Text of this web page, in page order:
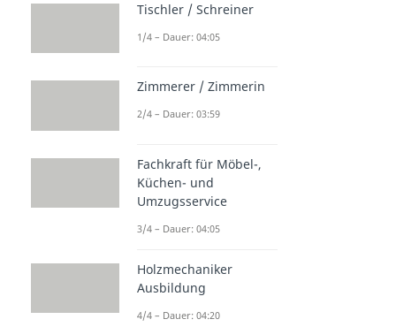
Tischler / Schreiner
1/4 – Dauer: 04:05
Zimmerer / Zimmerin
2/4 – Dauer: 03:59
Fachkraft für Möbel-,
Küchen- und
Umzugsservice
3/4 – Dauer: 04:05
Holzmechaniker
Ausbildung
4/4 – Dauer: 04:20